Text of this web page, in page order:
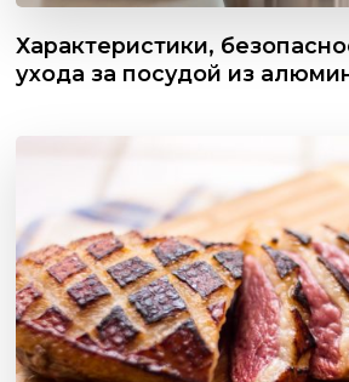
Характеристики,
ухода за посудой из